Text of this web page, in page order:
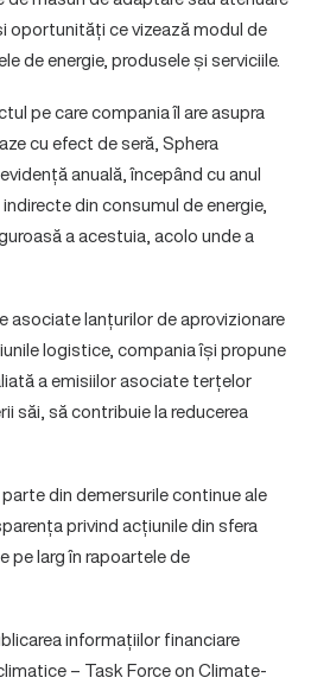
oportunități ce vizează modul de
de energie, produsele și serviciile.
pe care compania îl are asupra
cu efect de seră, Sphera
anuală, începând cu anul
din consumul de energie,
a acestuia, acolo unde a
asociate lanțurilor de aprovizionare
logistice, compania își propune
a emisiilor asociate terțelor
săi, să contribuie la reducerea
din demersurile continue ale
privind acțiunile din sfera
pe larg în rapoartele de
informațiilor financiare
– Task Force on Climate-